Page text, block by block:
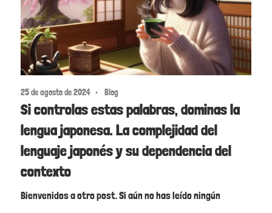
25 de agosto de 2024 Blog
Si controlas estas palabras, dominas la
lengua japonesa. La complejidad del
lenguaje japonés y su dependencia del
contexto
Bienvenidos a otro post. Si aún no has leído ningún